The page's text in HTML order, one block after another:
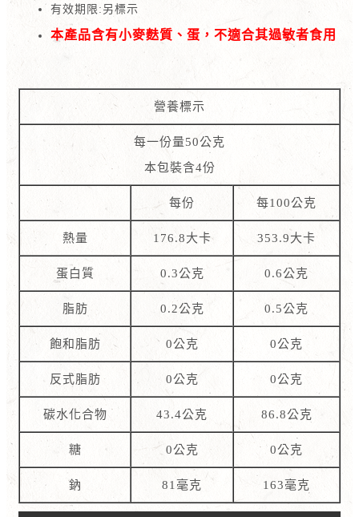
有效期限:另標示
本產品含有小麥麩質、蛋，不適合其過敏者食用
營養標示
每一份量50公克
本包裝含4份
每份 每100公克
熱量 176.8大卡 353.9大卡
蛋白質 0.3公克 0.6公克
脂肪 0.2公克 0.5公克
飽和脂肪 0公克 0公克
反式脂肪 0公克 0公克
碳水化合物 43.4公克 86.8公克
糖 0公克 0公克
鈉 81毫克 163毫克